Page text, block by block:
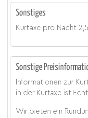
Sonstiges
Kurtaxe pro Nacht
Sonstige
Informationen zur
in der Kurtaxe ist
Wir bieten ein